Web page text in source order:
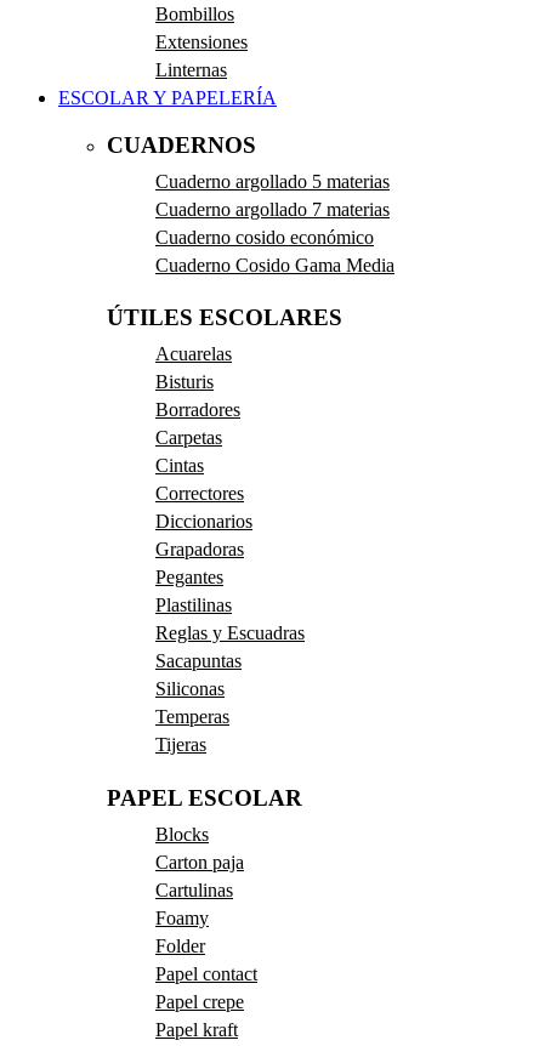
Bombillos
Extensiones
Linternas
ESCOLAR Y PAPELERÍA
CUADERNOS
Cuaderno argollado 5 materias
Cuaderno argollado 7 materias
Cuaderno cosido económico
Cuaderno Cosido Gama Media
ÚTILES ESCOLARES
Acuarelas
Bisturis
Borradores
Carpetas
Cintas
Correctores
Diccionarios
Grapadoras
Pegantes
Plastilinas
Reglas y Escuadras
Sacapuntas
Siliconas
Temperas
Tijeras
PAPEL ESCOLAR
Blocks
Carton paja
Cartulinas
Foamy
Folder
Papel contact
Papel crepe
Papel kraft